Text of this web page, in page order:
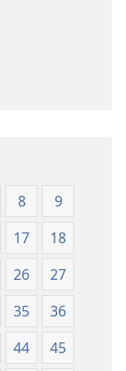
(izdano 2009)
8
9
17
18
26
27
35
36
44
45